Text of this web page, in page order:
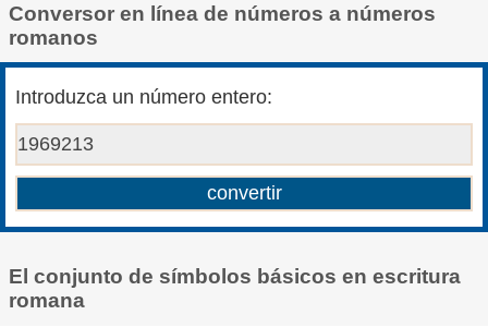
Conversor en línea de números a números
romanos
Introduzca un número entero:
El conjunto de símbolos básicos en escritura
romana